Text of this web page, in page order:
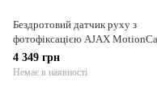
Бездротовий датчик руху з
фотофіксацією AJAX
(PhOD) (black)
4 349 грн
Немає в наявності